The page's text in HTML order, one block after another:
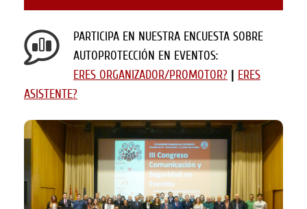
PARTICIPA EN NUESTRA ENCUESTA SOBRE
AUTOPROTECCIÓN EN EVENTOS:
ERES ORGANIZADOR/PROMOTOR? | ERES
ASISTENTE?